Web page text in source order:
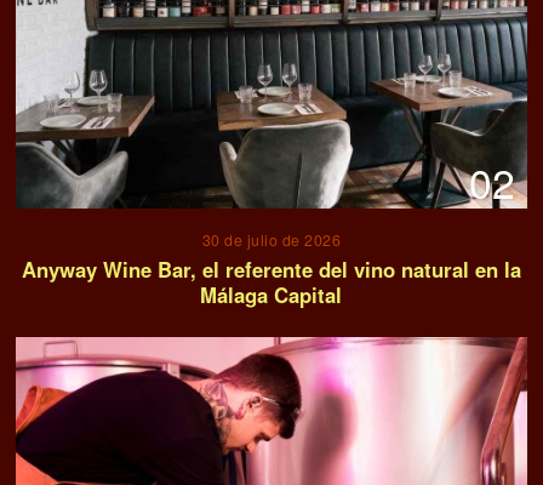
02
30 de julio de 2026
Anyway Wine Bar, el referente del vino natural en la
Málaga Capital